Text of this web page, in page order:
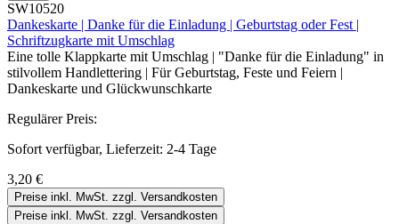
SW10520
Dankeskarte | Danke für die Einladung | Geburtstag oder Fest |
Schriftzugkarte mit Umschlag
Eine tolle Klappkarte mit Umschlag | "Danke für die Einladung" in
stilvollem Handlettering | Für Geburtstag, Feste und Feiern |
Dankeskarte und Glückwunschkarte
Regulärer Preis:
Sofort verfügbar, Lieferzeit: 2-4 Tage
3,20 €
Preise inkl. MwSt. zzgl. Versandkosten
Preise inkl. MwSt. zzgl. Versandkosten